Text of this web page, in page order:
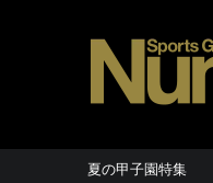
夏の甲子園特集